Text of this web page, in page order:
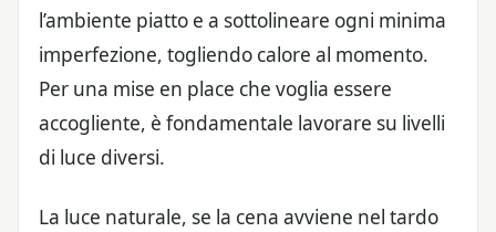
l’ambiente piatto e a sottolineare ogni minima
imperfezione, togliendo calore al momento.
Per una mise en place che voglia essere
accogliente, è fondamentale lavorare su livelli
di luce diversi.
La luce naturale, se la cena avviene nel tardo